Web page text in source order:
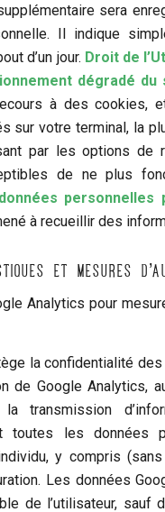
sera
Il indique
d’un jour. Droit de
dégradé du
à des cookies,
sur votre terminal, la
par les options de
de ne plus
à recueillir des
et mesures
Analytics pour
la confidentialité
de Google Analytics,
la transmission
toutes les données
y compris
Les données
de l’utilisateur,